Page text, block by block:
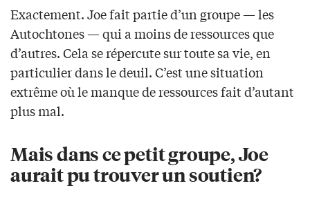
Exactement. Joe fait partie d’un groupe — les
Autochtones — qui a moins de ressources que
d’autres. Cela se répercute sur toute sa vie, en
particulier dans le deuil. C’est une situation
extrême où le manque de ressources fait d’autant
plus mal.
Mais dans ce petit groupe, Joe
aurait pu trouver un soutien?